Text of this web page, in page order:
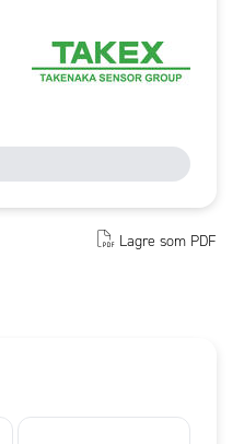
Lagre som PDF